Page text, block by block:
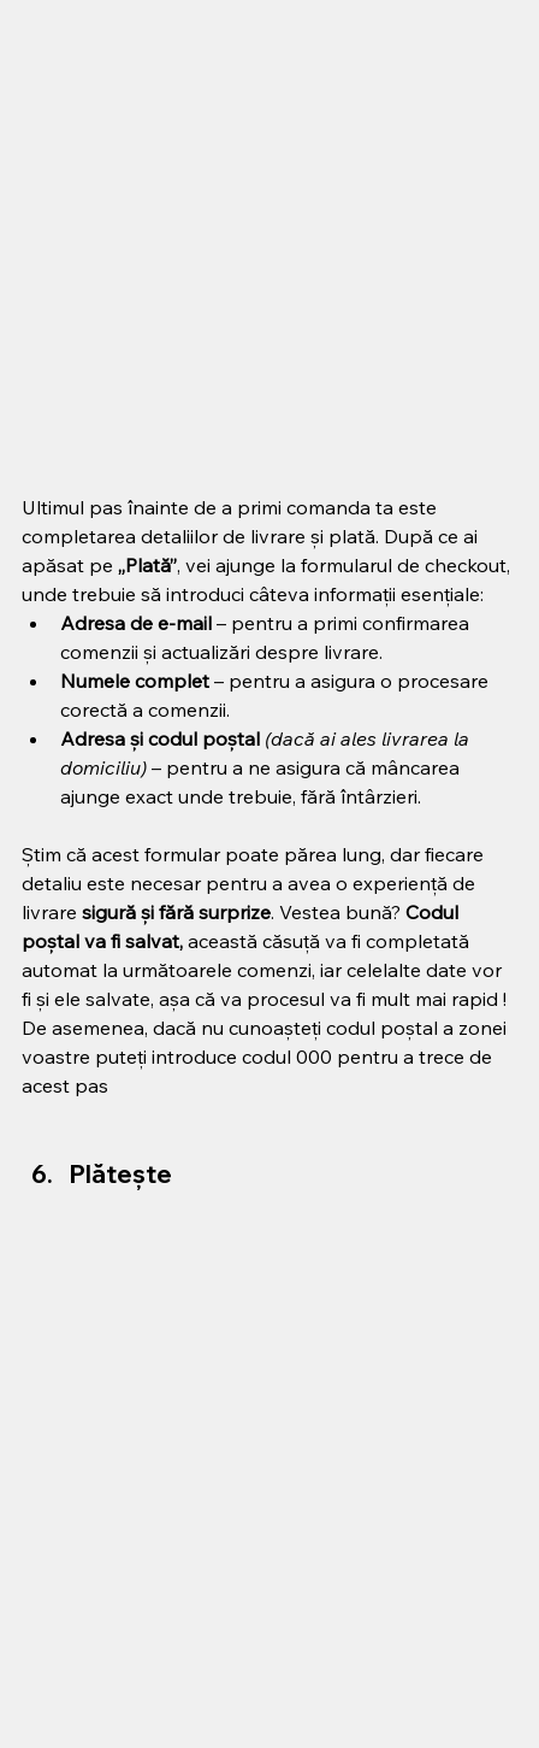
Ultimul pas înainte de a primi comanda ta este
completarea detaliilor de livrare și plată. După ce ai
apăsat pe „Plată”, vei ajunge la formularul de checkout,
unde trebuie să introduci câteva informații esențiale:
Adresa de e-mail – pentru a primi confirmarea
comenzii și actualizări despre livrare.
Numele complet – pentru a asigura o procesare
corectă a comenzii.
Adresa și codul poștal (dacă ai ales livrarea la
domiciliu) – pentru a ne asigura că mâncarea
ajunge exact unde trebuie, fără întârzieri.
Știm că acest formular poate părea lung, dar fiecare
detaliu este necesar pentru a avea o experiență de
livrare sigură și fără surprize. Vestea bună? Codul
poștal va fi salvat, această căsuță va fi completată
automat la următoarele comenzi, iar celelalte date vor
fi și ele salvate, așa că va procesul va fi mult mai rapid !
De asemenea, dacă nu cunoașteți codul poștal a zonei
voastre puteți introduce codul 000 pentru a trece de
acest pas
Plătește